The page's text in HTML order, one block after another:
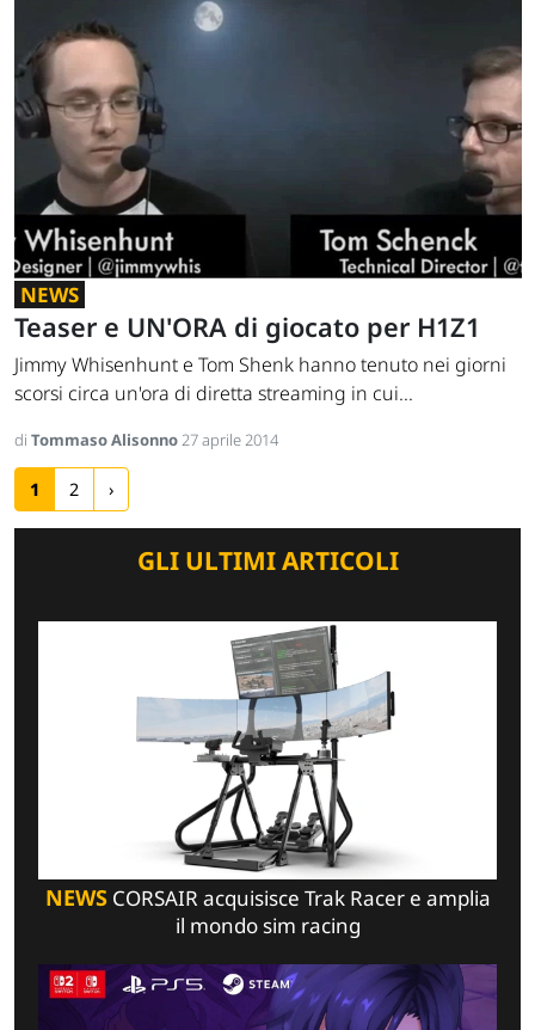
NEWS
Teaser e UN'ORA di giocato per H1Z1
Jimmy Whisenhunt e Tom Shenk hanno tenuto nei giorni
scorsi circa un'ora di diretta streaming in cui...
di Tommaso Alisonno27 aprile 2014
1 2 ›
GLI ULTIMI ARTICOLI
NEWSCORSAIR acquisisce Trak Racer e amplia
il mondo sim racing